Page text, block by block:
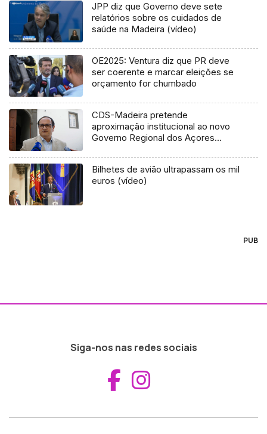
JPP diz que Governo deve sete
relatórios sobre os cuidados de
saúde na Madeira (vídeo)
OE2025: Ventura diz que PR deve
ser coerente e marcar eleições se
orçamento for chumbado
CDS-Madeira pretende
aproximação institucional ao novo
Governo Regional dos Açores
Bilhetes de avião ultrapassam os mil
euros (vídeo)
PUB
Siga-nos nas redes sociais
Aceder ao